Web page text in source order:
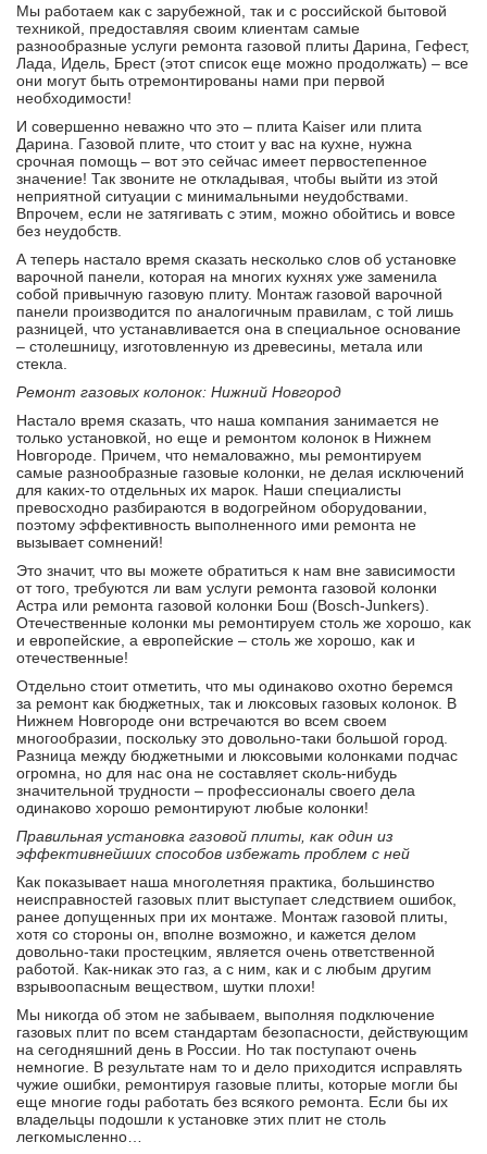
Мы работаем как с зарубежной, так и с российской бытовой
техникой, предоставляя своим клиентам самые
разнообразные услуги ремонта газовой плиты Дарина, Гефест,
Лада, Идель, Брест (этот список еще можно продолжать) – все
они могут быть отремонтированы нами при первой
необходимости!
И совершенно неважно что это – плита Kaiser или плита
Дарина. Газовой плите, что стоит у вас на кухне, нужна
срочная помощь – вот это сейчас имеет первостепенное
значение! Так звоните не откладывая, чтобы выйти из этой
неприятной ситуации с минимальными неудобствами.
Впрочем, если не затягивать с этим, можно обойтись и вовсе
без неудобств.
А теперь настало время сказать несколько слов об установке
варочной панели, которая на многих кухнях уже заменила
собой привычную газовую плиту. Монтаж газовой варочной
панели производится по аналогичным правилам, с той лишь
разницей, что устанавливается она в специальное основание
– столешницу, изготовленную из древесины, метала или
стекла.
Ремонт газовых колонок: Нижний Новгород
Настало время сказать, что наша компания занимается не
только установкой, но еще и ремонтом колонок в Нижнем
Новгороде. Причем, что немаловажно, мы ремонтируем
самые разнообразные газовые колонки, не делая исключений
для каких-то отдельных их марок. Наши специалисты
превосходно разбираются в водогрейном оборудовании,
поэтому эффективность выполненного ими ремонта не
вызывает сомнений!
Это значит, что вы можете обратиться к нам вне зависимости
от того, требуются ли вам услуги ремонта газовой колонки
Астра или ремонта газовой колонки Бош (Bosch-Junkers).
Отечественные колонки мы ремонтируем столь же хорошо, как
и европейские, а европейские – столь же хорошо, как и
отечественные!
Отдельно стоит отметить, что мы одинаково охотно беремся
за ремонт как бюджетных, так и люксовых газовых колонок. В
Нижнем Новгороде они встречаются во всем своем
многообразии, поскольку это довольно-таки большой город.
Разница между бюджетными и люксовыми колонками подчас
огромна, но для нас она не составляет сколь-нибудь
значительной трудности – профессионалы своего дела
одинаково хорошо ремонтируют любые колонки!
Правильная установка газовой плиты, как один из
эффективнейших способов избежать проблем с ней
Как показывает наша многолетняя практика, большинство
неисправностей газовых плит выступает следствием ошибок,
ранее допущенных при их монтаже. Монтаж газовой плиты,
хотя со стороны он, вполне возможно, и кажется делом
довольно-таки простецким, является очень ответственной
работой. Как-никак это газ, а с ним, как и с любым другим
взрывоопасным веществом, шутки плохи!
Мы никогда об этом не забываем, выполняя подключение
газовых плит по всем стандартам безопасности, действующим
на сегодняшний день в России. Но так поступают очень
немногие. В результате нам то и дело приходится исправлять
чужие ошибки, ремонтируя газовые плиты, которые могли бы
еще многие годы работать без всякого ремонта. Если бы их
владельцы подошли к установке этих плит не столь
легкомысленно…